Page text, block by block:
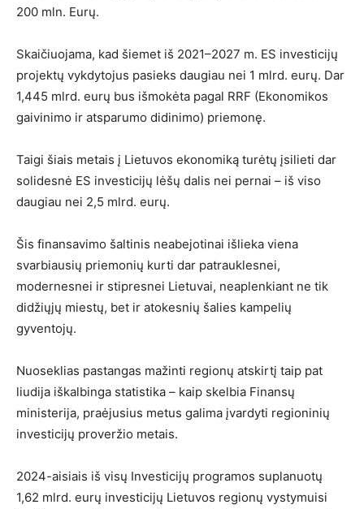
200 mln. Eurų.
Skaičiuojama, kad šiemet iš 2021–2027 m. ES investicijų
projektų vykdytojus pasieks daugiau nei 1 mlrd. eurų. Dar
1,445 mlrd. eurų bus išmokėta pagal RRF (Ekonomikos
gaivinimo ir atsparumo didinimo) priemonę.
Taigi šiais metais į Lietuvos ekonomiką turėtų įsilieti dar
solidesnė ES investicijų lėšų dalis nei pernai – iš viso
daugiau nei 2,5 mlrd. eurų.
Šis finansavimo šaltinis neabejotinai išlieka viena
svarbiausių priemonių kurti dar patrauklesnei,
modernesnei ir stipresnei Lietuvai, neaplenkiant ne tik
didžiųjų miestų, bet ir atokesnių šalies kampelių
gyventojų.
Nuoseklias pastangas mažinti regionų atskirtį taip pat
liudija iškalbinga statistika – kaip skelbia Finansų
ministerija, praėjusius metus galima įvardyti regioninių
investicijų proveržio metais.
2024-aisiais iš visų Investicijų programos suplanuotų
1,62 mlrd. eurų investicijų Lietuvos regionų vystymuisi